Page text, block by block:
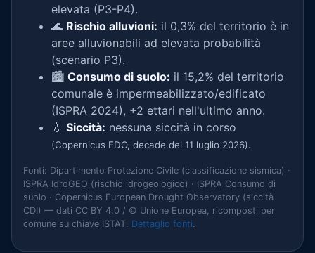
elevata (P3-P4).
🌊 Rischio alluvioni: il 0,3% del territorio è in
aree alluvionabili ad elevata probabilità
(scenario P3).
🏙️ Consumo di suolo: il 15,2% del territorio
comunale è impermeabilizzato/edificato
(ISPRA 2024), +2 ettari nell'ultimo anno.
💧 Siccità: nessuna siccità in corso
(Copernicus EDO, decade del 11 luglio 2026).
Fonti: Dipartimento Protezione Civile (classificazione sismica) ·
ISPRA IdroGEO (rischio idrogeologico) · ISPRA Consumo di
suolo · Copernicus European Drought Observatory (siccità
CDI) — dati CC BY 4.0 / © Unione Europea, ricomposti per
comune su chiave ISTAT. Dettaglio fonti.